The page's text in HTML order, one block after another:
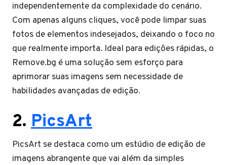
independentemente da complexidade do cenário.
Com apenas alguns cliques, você pode limpar suas
fotos de elementos indesejados, deixando o foco no
que realmente importa. Ideal para edições rápidas, o
Remove.bg é uma solução sem esforço para
aprimorar suas imagens sem necessidade de
habilidades avançadas de edição.
2. PicsArt
PicsArt se destaca como um estúdio de edição de
imagens abrangente que vai além da simples